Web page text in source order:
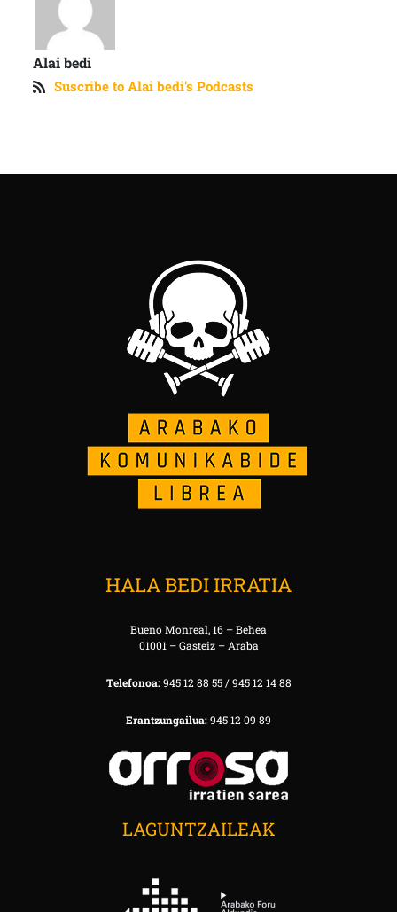
Alai bedi
Suscribe to Alai bedi's Podcasts
HALA BEDI IRRATIA
Bueno Monreal, 16 – Behea
01001 – Gasteiz – Araba
Telefonoa:945 12 88 55 / 945 12 14 88
Erantzungailua:945 12 09 89
LAGUNTZAILEAK